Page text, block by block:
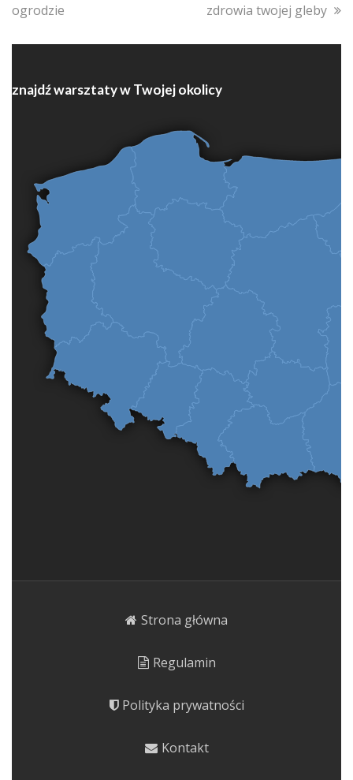
ogrodzie
zdrowia twojej gleby
znajdź warsztaty w Twojej okolicy
Strona główna
Regulamin
Polityka prywatności
Kontakt